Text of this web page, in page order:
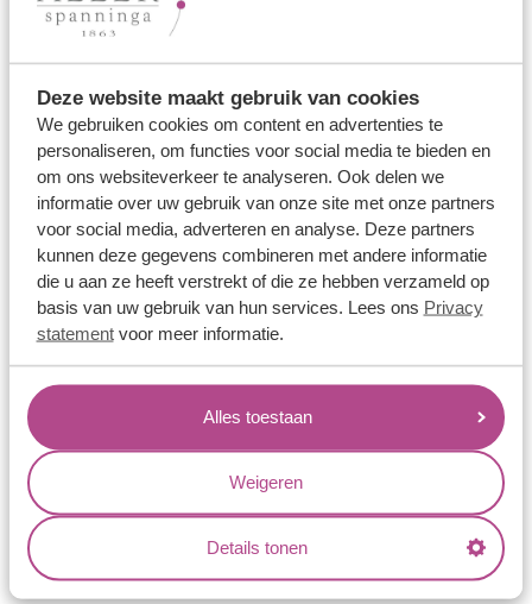
Deze website maakt gebruik van cookies
We gebruiken cookies om content en advertenties te
personaliseren, om functies voor social media te bieden en
om ons websiteverkeer te analyseren. Ook delen we
informatie over uw gebruik van onze site met onze partners
voor social media, adverteren en analyse. Deze partners
kunnen deze gegevens combineren met andere informatie
die u aan ze heeft verstrekt of die ze hebben verzameld op
basis van uw gebruik van hun services. Lees ons Privacy
statementvoor meer informatie.
Alles toestaan
Weigeren
Details tonen
Memoireringen
Verlovingsringen
Vriendschapsringen
Over ons
Aller Spanninga
Historie
Certificaten
Jouw voordelen
Conflictvrije Materialen
Oneindig veel mogelijkheden
Kwaliteit
Juweliers & Contact